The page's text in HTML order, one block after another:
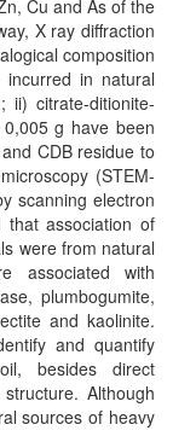
Cu and As of the
X ray diffraction
composition
incurred in natural
citrate-ditionite-
g have been
CDB residue to
(STEM-
scanning electron
that association of
were from natural
associated with
plumbogumite,
and kaolinite.
and quantify
besides direct
Although
sources of heavy